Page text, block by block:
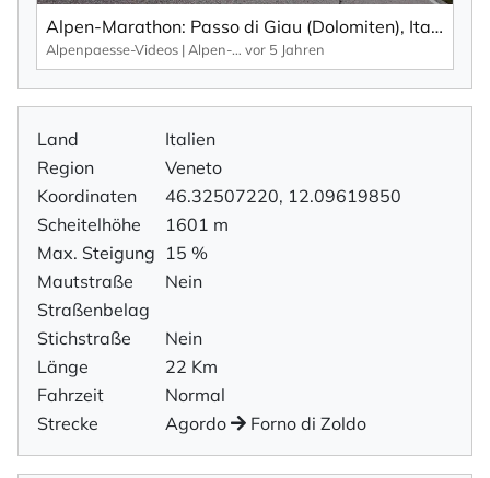
Alpen-Marathon: Passo di Giau (Dolomiten), Italien – Fakten, Infos, Impressionen (2020)
Alpenpaesse-Videos | Alpen-Marathon vor 5 Jahren
Land
Italien
Region
Veneto
Koordinaten
46.32507220, 12.09619850
Scheitelhöhe
1601 m
Max. Steigung 15 %
Mautstraße
Nein
Straßenbelag
Stichstraße
Nein
Länge
22 Km
Fahrzeit
Normal
Strecke
Agordo Forno di Zoldo